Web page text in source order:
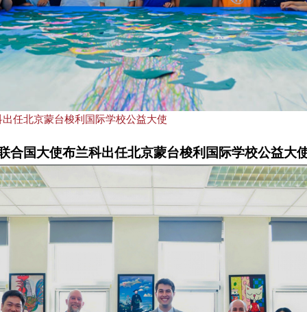
任北京蒙台梭利国际学校公益大使
合国大使布兰科出任北京蒙台梭利国际学校公益大